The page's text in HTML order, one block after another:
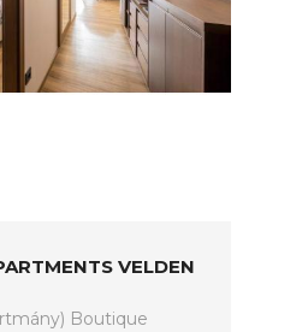
VELDEN
Boutique